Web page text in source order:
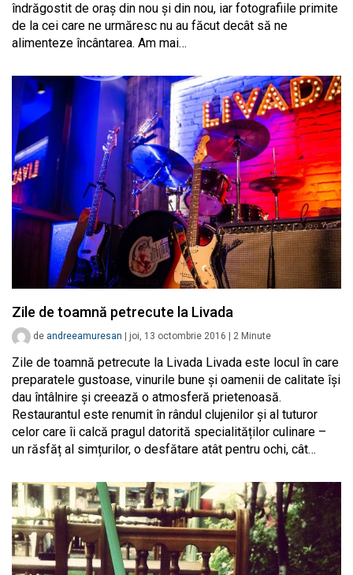
îndrăgostit de oraș din nou și din nou, iar fotografiile primite
de la cei care ne urmăresc nu au făcut decât să ne
alimenteze încântarea. Am mai…
Zile de toamnă petrecute la Livada
de andreeamuresan joi, 13 octombrie 2016 2 Minute
Zile de toamnă petrecute la Livada Livada este locul în care
preparatele gustoase, vinurile bune și oamenii de calitate își
dau întâlnire și creează o atmosferă prietenoasă.
Restaurantul este renumit în rândul clujenilor și al tuturor
celor care îi calcă pragul datorită specialităților culinare –
un răsfăț al simțurilor, o desfătare atât pentru ochi, cât…